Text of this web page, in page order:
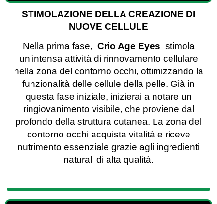
STIMOLAZIONE DELLA CREAZIONE DI
NUOVE CELLULE
Nella prima fase, Crio Age Eyes stimola
un’intensa attività di rinnovamento cellulare
nella zona del contorno occhi, ottimizzando la
funzionalità delle cellule della pelle. Già in
questa fase iniziale, inizierai a notare un
ringiovanimento visibile, che proviene dal
profondo della struttura cutanea. La zona del
contorno occhi acquista vitalità e riceve
nutrimento essenziale grazie agli ingredienti
naturali di alta qualità.